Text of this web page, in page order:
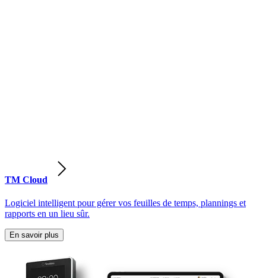
TM Cloud
Logiciel intelligent pour gérer vos feuilles de temps, plannings et
rapports en un lieu sûr.
En savoir plus